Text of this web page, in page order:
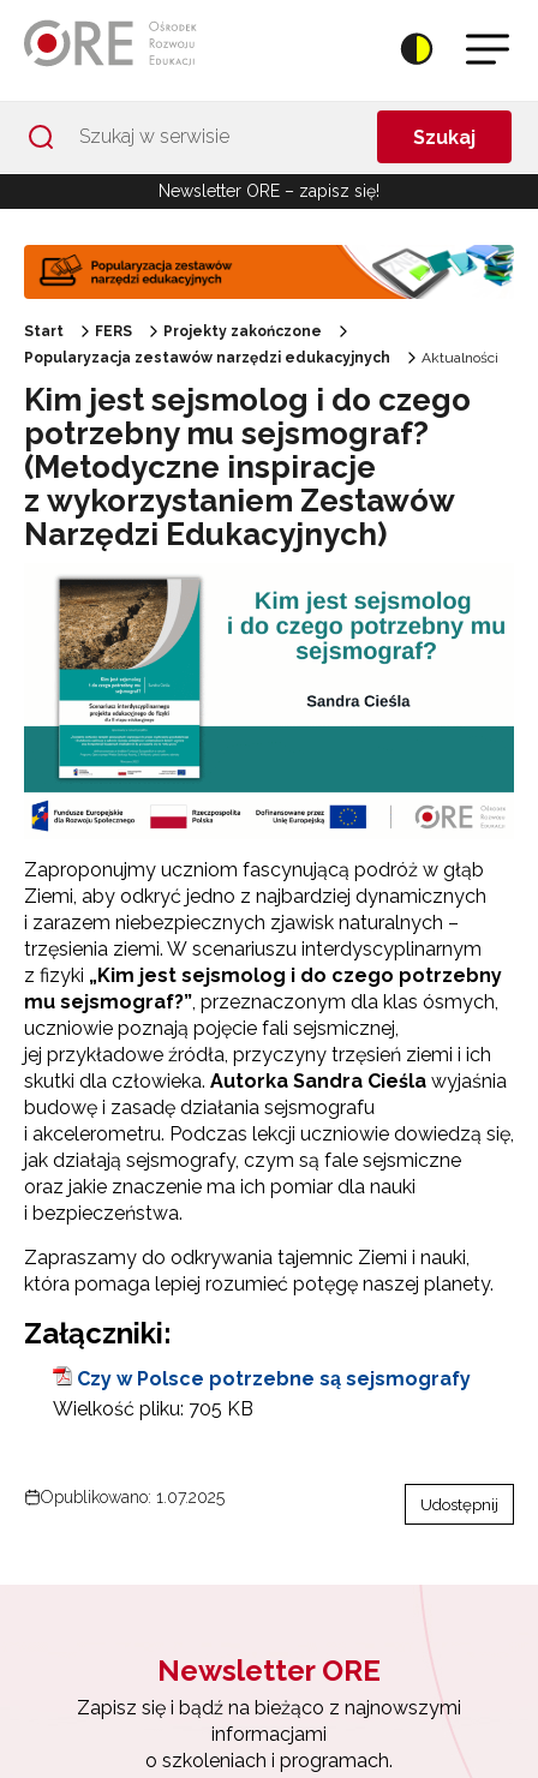
Szukaj
Newsletter ORE – zapisz się!
Start FERS
Projekty zakończone
Popularyzacja zestawów narzędzi edukacyjnych
Aktualności
Kim jest sejsmolog i do czego
potrzebny mu sejsmograf?
(Metodyczne inspiracje
z wykorzystaniem Zestawów
Narzędzi Edukacyjnych)
Zaproponujmy uczniom fascynującą podróż w głąb
Ziemi, aby odkryć jedno z najbardziej dynamicznych
i zarazem niebezpiecznych zjawisk naturalnych –
trzęsienia ziemi. W scenariuszu interdyscyplinarnym
z fizyki „Kim jest sejsmolog i do czego potrzebny
mu sejsmograf?”, przeznaczonym dla klas ósmych,
uczniowie poznają pojęcie fali sejsmicznej,
jej przykładowe źródła, przyczyny trzęsień ziemi i ich
skutki dla człowieka. Autorka Sandra Cieśla wyjaśnia
budowę i zasadę działania sejsmografu
i akcelerometru. Podczas lekcji uczniowie dowiedzą się,
jak działają sejsmografy, czym są fale sejsmiczne
oraz jakie znaczenie ma ich pomiar dla nauki
i bezpieczeństwa.
Zapraszamy do odkrywania tajemnic Ziemi i nauki,
która pomaga lepiej rozumieć potęgę naszej planety.
Załączniki:
Czy w Polsce potrzebne są sejsmografy
Wielkość pliku: 705 KB
Opublikowano: 1.07.2025 Udostępnij
Newsletter ORE
Zapisz się i bądź na bieżąco z najnowszymi
informacjami
o szkoleniach i programach.